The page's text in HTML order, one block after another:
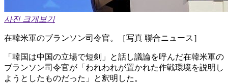
사진 크게보기
在韓米軍のブランソン司令官。［写真 聯合ニュース］
「韓国は中国の立場で短剣」と話し議論を呼んだ在韓米軍の
ブランソン司令官が「われわれが置かれた作戦環境を説明し
ようとしたものだった」と釈明した。